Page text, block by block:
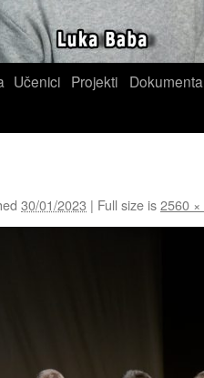
Učenici Projekti Dokumenta
30/01/2023 | Full size is2560